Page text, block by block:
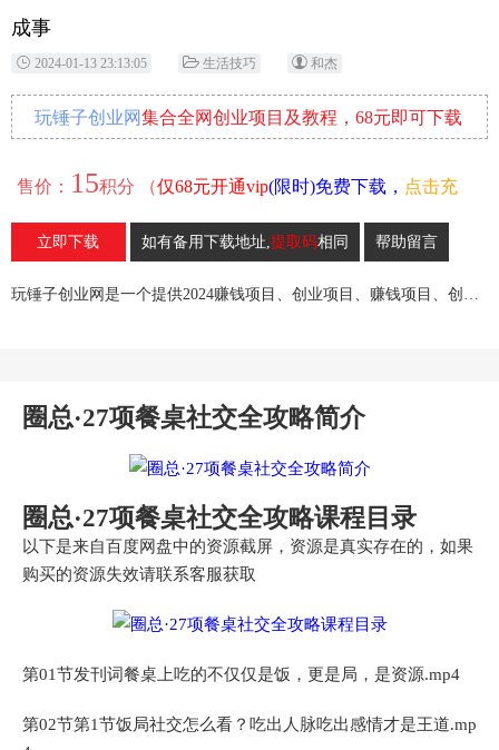
成事
2024-01-13 23:13:05 生活技巧 和杰
玩锤子创业网集合全网创业项目及教程，68元即可下载
售价： 15积分 （仅68元开通vip(限时)免费下载， 点击充
）
立即下载 如有备用下载地址,提取码相同 帮助留言
玩锤子创业网是一个提供2024赚钱项目、创业项目、赚钱项目、创业赚钱教程、引流教程的创业网,欢迎来玩锤子创业网！
圈总·27项餐桌社交全攻略简介
圈总·27项餐桌社交全攻略课程目录
以下是来自百度网盘中的资源截屏，资源是真实存在的，如果
购买的资源失效请联系客服获取
第01节发刊词餐桌上吃的不仅仅是饭，更是局，是资源.mp4
第02节第1节饭局社交怎么看？吃出人脉吃出感情才是王道.mp